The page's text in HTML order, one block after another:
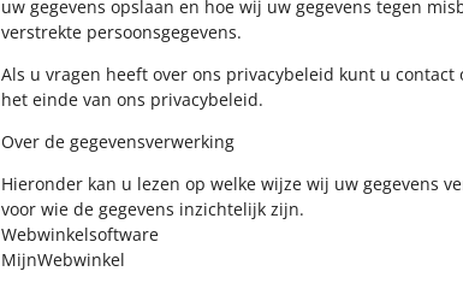
uw gegevens opslaan en hoe wij uw gegevens tegen
verstrekte persoonsgegevens.
Als u vragen heeft over ons privacybeleid kunt u
het einde van ons privacybeleid.
Over de gegevensverwerking
Hieronder kan u lezen op welke wijze wij uw gegevens
voor wie de gegevens inzichtelijk zijn.
Webwinkelsoftware
MijnWebwinkel